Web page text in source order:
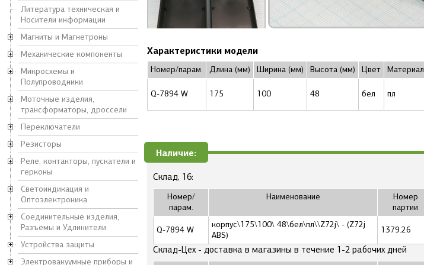
Литература техническая и
Носители информации
Магниты и Магнетроны
Механические компоненты
Микросхемы и
Полупроводники
Моточные изделия,
трансформаторы, дроссели
Переключатели
Резисторы
Реле, контакторы, пускатели и
герконы
Светоиндикация и
Оптоэлектроника
Соединительные изделия,
Разъёмы и Удлинители
Устройства защиты
Электровакуумные приборы и
Характеристики модели
Номер/парам. Длина (мм) Ширина (мм) Высота (мм) Цвет Материал
Q-7894 W 175 100 48 бел пл
Наличие:
Склад, 16:
Номер/
парам.
Наименование
Номер
партии
Q-7894 W
корпус\175\100\ 48\бел\пл\\Z72j\ - (Z72j
ABS)
1379.26
Склад-Цех - доставка в магазины в течение 1-2 рабочих дней